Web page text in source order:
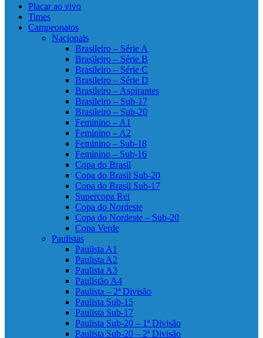
Placar ao vivo
Times
Campeonatos
Nacionais
Brasileiro – Série A
Brasileiro – Série B
Brasileiro – Série C
Brasileiro – Série D
Brasileiro – Aspirantes
Brasileiro – Sub-17
Brasileiro – Sub-20
Feminino – A1
Feminino – A2
Feminino – Sub-18
Feminino – Sub-16
Copa do Brasil
Copa do Brasil Sub-20
Copa do Brasil Sub-17
Supercopa Rei
Copa do Nordeste
Copa do Nordeste – Sub-20
Copa Verde
Paulistas
Paulista A1
Paulista A2
Paulista A3
Paulistão A4
Paulista – 2ª Divisão
Paulista Sub-15
Paulista Sub-17
Paulista Sub-20 – 1ª Divisão
Paulista Sub-20 – 2ª Divisão